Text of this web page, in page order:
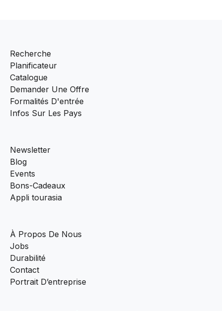
Recherche
Planificateur
Catalogue
Demander Une Offre
Formalités D'entrée
Infos Sur Les Pays
Newsletter
Blog
Events
Bons-Cadeaux
Appli tourasia
À Propos De Nous
Jobs
Durabilité
Contact
Portrait D’entreprise